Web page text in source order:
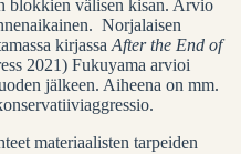
blokkien välisen kisan. Arvio
Norjalaisen
kirjassa After the End of
2021) Fukuyama arvioi
jälkeen. Aiheena on mm.
materiaalisten tarpeiden